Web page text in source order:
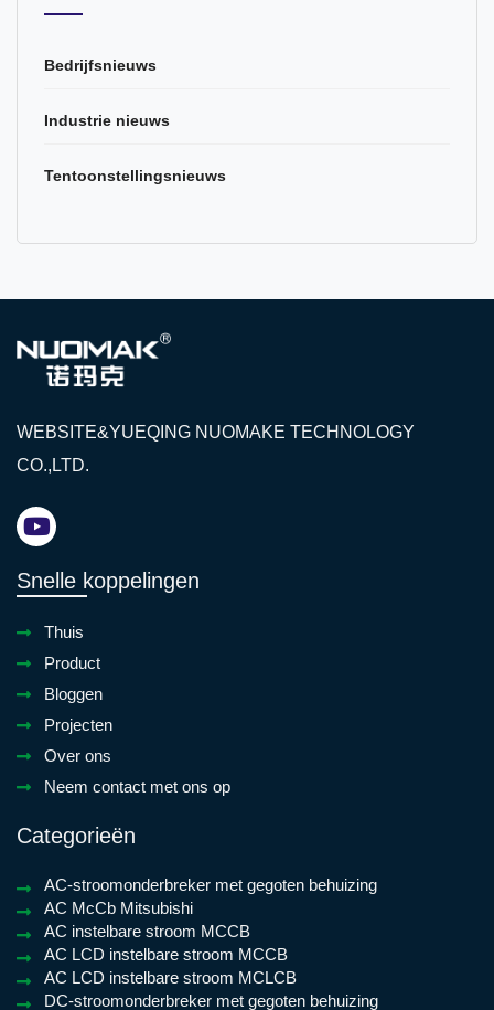
Bedrijfsnieuws
Industrie nieuws
Tentoonstellingsnieuws
WEBSITE&YUEQING NUOMAKE TECHNOLOGY
CO.,LTD.
Snelle koppelingen
Thuis
Product
Bloggen
Projecten
Over ons
Neem contact met ons op
Categorieën
AC-stroomonderbreker met gegoten behuizing
AC McCb Mitsubishi
AC instelbare stroom MCCB
AC LCD instelbare stroom MCCB
AC LCD instelbare stroom MCLCB
DC-stroomonderbreker met gegoten behuizing